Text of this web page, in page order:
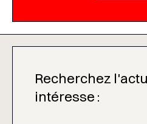
Recherchez
intéresse :